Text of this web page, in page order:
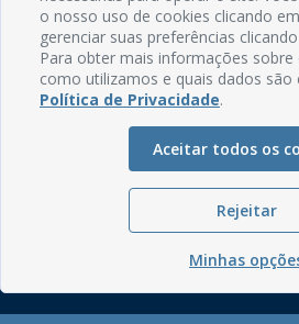
Email:
Expediente: Segunda à Sexta, das
Mapa do Site
Perguntas frequentes
Manual de Navegação
Glossário
Ouvidoria
Política de Privacidade
o nosso uso de cookies clicando
gerenciar suas preferências
Para obter mais informações
como utilizamos e quais dados são
Política de Privacidade.
Aceitar todos os
Rejeitar
Minhas